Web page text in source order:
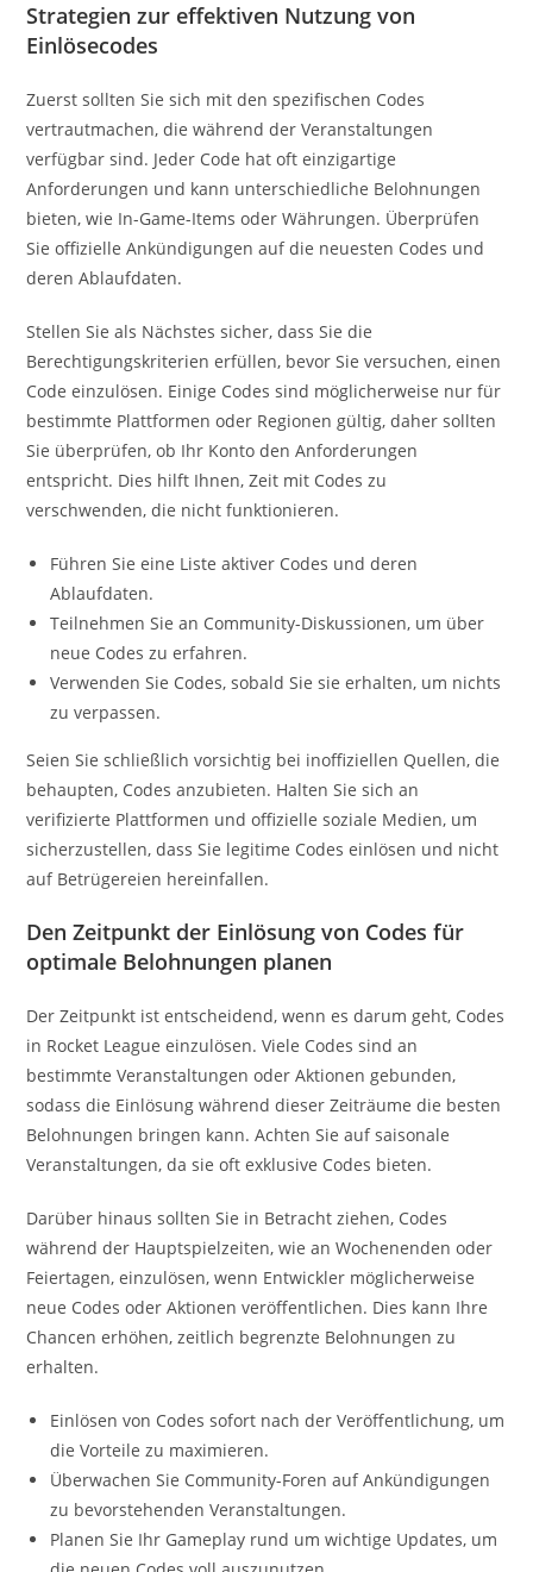
Strategien zur effektiven Nutzung von
Einlösecodes
Zuerst sollten Sie sich mit den spezifischen Codes
vertrautmachen, die während der Veranstaltungen
verfügbar sind. Jeder Code hat oft einzigartige
Anforderungen und kann unterschiedliche Belohnungen
bieten, wie In-Game-Items oder Währungen. Überprüfen
Sie offizielle Ankündigungen auf die neuesten Codes und
deren Ablaufdaten.
Stellen Sie als Nächstes sicher, dass Sie die
Berechtigungskriterien erfüllen, bevor Sie versuchen, einen
Code einzulösen. Einige Codes sind möglicherweise nur für
bestimmte Plattformen oder Regionen gültig, daher sollten
Sie überprüfen, ob Ihr Konto den Anforderungen
entspricht. Dies hilft Ihnen, Zeit mit Codes zu
verschwenden, die nicht funktionieren.
Führen Sie eine Liste aktiver Codes und deren
Ablaufdaten.
Teilnehmen Sie an Community-Diskussionen, um über
neue Codes zu erfahren.
Verwenden Sie Codes, sobald Sie sie erhalten, um nichts
zu verpassen.
Seien Sie schließlich vorsichtig bei inoffiziellen Quellen, die
behaupten, Codes anzubieten. Halten Sie sich an
verifizierte Plattformen und offizielle soziale Medien, um
sicherzustellen, dass Sie legitime Codes einlösen und nicht
auf Betrügereien hereinfallen.
Den Zeitpunkt der Einlösung von Codes für
optimale Belohnungen planen
Der Zeitpunkt ist entscheidend, wenn es darum geht, Codes
in Rocket League einzulösen. Viele Codes sind an
bestimmte Veranstaltungen oder Aktionen gebunden,
sodass die Einlösung während dieser Zeiträume die besten
Belohnungen bringen kann. Achten Sie auf saisonale
Veranstaltungen, da sie oft exklusive Codes bieten.
Darüber hinaus sollten Sie in Betracht ziehen, Codes
während der Hauptspielzeiten, wie an Wochenenden oder
Feiertagen, einzulösen, wenn Entwickler möglicherweise
neue Codes oder Aktionen veröffentlichen. Dies kann Ihre
Chancen erhöhen, zeitlich begrenzte Belohnungen zu
erhalten.
Einlösen von Codes sofort nach der Veröffentlichung, um
die Vorteile zu maximieren.
Überwachen Sie Community-Foren auf Ankündigungen
zu bevorstehenden Veranstaltungen.
Planen Sie Ihr Gameplay rund um wichtige Updates, um